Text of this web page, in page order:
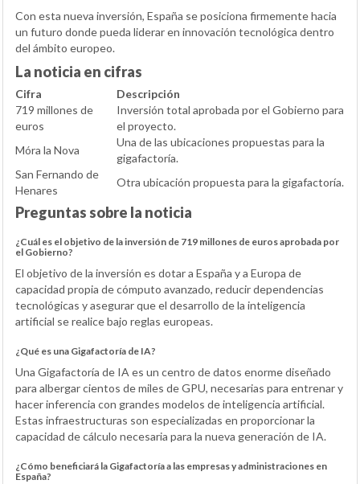
Con esta nueva inversión, España se posiciona firmemente hacia
un futuro donde pueda liderar en innovación tecnológica dentro
del ámbito europeo.
La noticia en cifras
Cifra
Descripción
719 millones de
euros
Inversión total aprobada por el Gobierno para
el proyecto.
Móra la Nova
Una de las ubicaciones propuestas para la
gigafactoría.
San Fernando de
Henares
Otra ubicación propuesta para la gigafactoría.
Preguntas sobre la noticia
¿Cuál es el objetivo de la inversión de 719 millones de euros aprobada por
el Gobierno?
El objetivo de la inversión es dotar a España y a Europa de
capacidad propia de cómputo avanzado, reducir dependencias
tecnológicas y asegurar que el desarrollo de la inteligencia
artificial se realice bajo reglas europeas.
¿Qué es una Gigafactoría de IA?
Una Gigafactoría de IA es un centro de datos enorme diseñado
para albergar cientos de miles de GPU, necesarias para entrenar y
hacer inferencia con grandes modelos de inteligencia artificial.
Estas infraestructuras son especializadas en proporcionar la
capacidad de cálculo necesaria para la nueva generación de IA.
¿Cómo beneficiará la Gigafactoría a las empresas y administraciones en
España?